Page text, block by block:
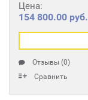
Цена:
154 800.00 руб.
Отзывы (0)
Сравнить